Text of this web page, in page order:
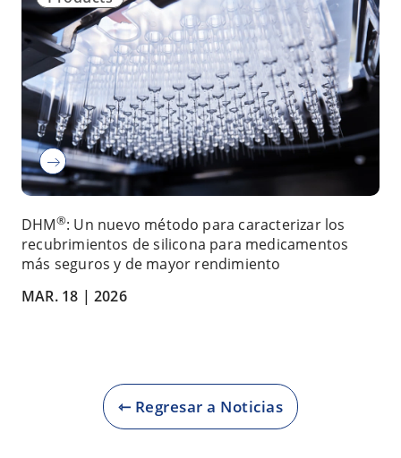
DHM®: Un nuevo método para caracterizar los
recubrimientos de silicona para medicamentos
más seguros y de mayor rendimiento
MAR. 18 | 2026
⇽ Regresar a Noticias